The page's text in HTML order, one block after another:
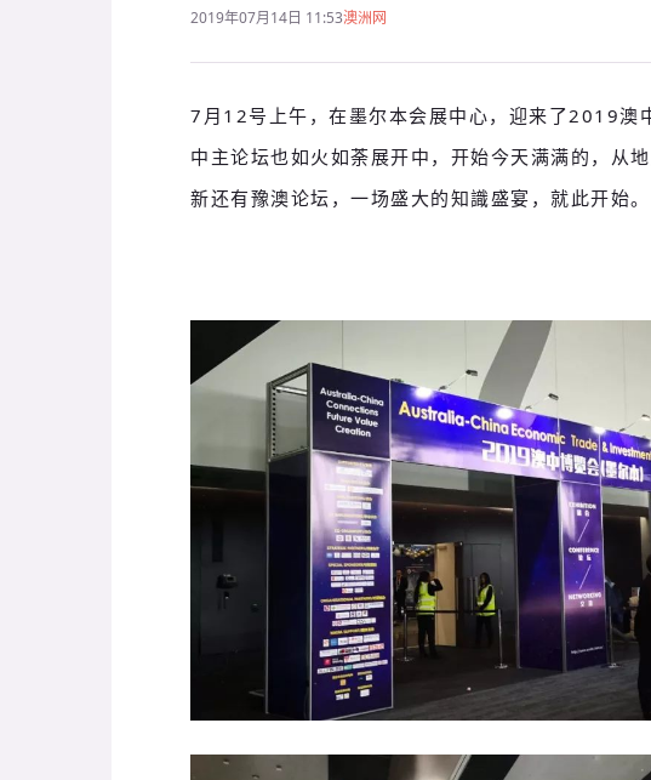
2019年07月14日 11:53澳洲网
7月12号上午，在墨尔本会展中心，迎来了2019澳
中主论坛也如火如荼展开中，开始今天满满的，从
新还有豫澳论坛，一场盛大的知識盛宴，就此开始。